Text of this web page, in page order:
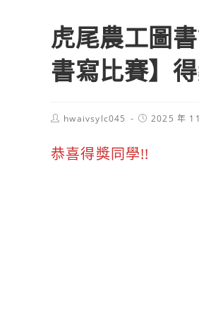
虎尾農工圖
書寫比賽】
Posthwaivsylc045
Post2025 年
恭喜得獎同學!!